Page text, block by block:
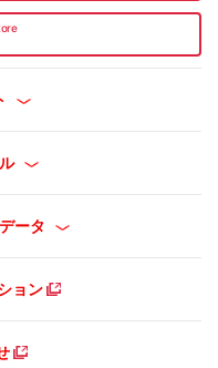
ータ
ョン